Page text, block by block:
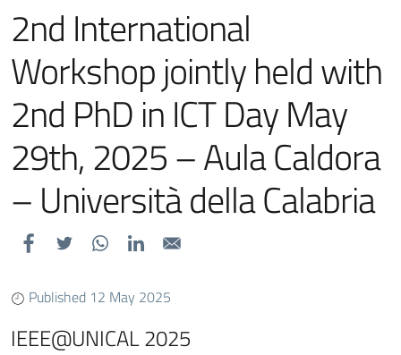
2nd International
Workshop jointly held with
2nd PhD in ICT Day May
29th, 2025 – Aula Caldora
– Università della Calabria
Published 12 May 2025
IEEE@UNICAL 2025